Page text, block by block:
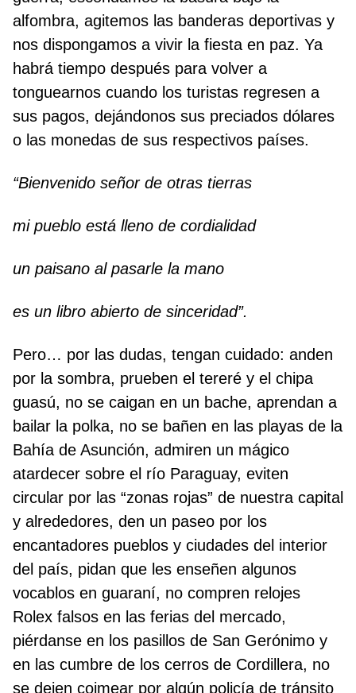
alfombra, agitemos las banderas deportivas y
nos dispongamos a vivir la fiesta en paz. Ya
habrá tiempo después para volver a
tonguearnos cuando los turistas regresen a
sus pagos, dejándonos sus preciados dólares
o las monedas de sus respectivos países.
“Bienvenido señor de otras tierras
mi pueblo está lleno de cordialidad
un paisano al pasarle la mano
es un libro abierto de sinceridad”.
Pero… por las dudas, tengan cuidado: anden
por la sombra, prueben el tereré y el chipa
guasú, no se caigan en un bache, aprendan a
bailar la polka, no se bañen en las playas de la
Bahía de Asunción, admiren un mágico
atardecer sobre el río Paraguay, eviten
circular por las “zonas rojas” de nuestra capital
y alrededores, den un paseo por los
encantadores pueblos y ciudades del interior
del país, pidan que les enseñen algunos
vocablos en guaraní, no compren relojes
Rolex falsos en las ferias del mercado,
piérdanse en los pasillos de San Gerónimo y
en las cumbre de los cerros de Cordillera, no
se dejen coimear por algún policía de tránsito